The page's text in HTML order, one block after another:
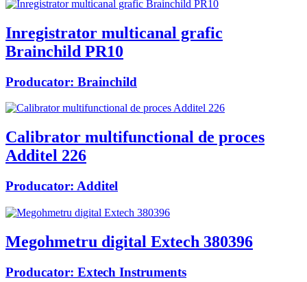
Inregistrator multicanal grafic
Brainchild PR10
Producator: Brainchild
Calibrator multifunctional de proces
Additel 226
Producator: Additel
Megohmetru digital Extech 380396
Producator: Extech Instruments